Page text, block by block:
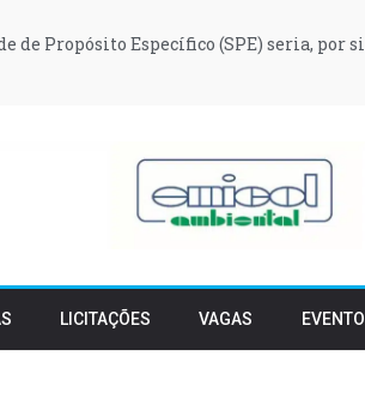
de Propósito Específico (SPE) seria, por
LICITAÇÕES VAGAS